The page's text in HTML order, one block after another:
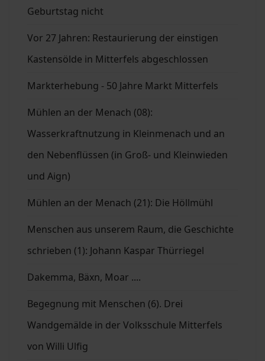
Geburtstag nicht
Vor 27 Jahren: Restaurierung der einstigen
Kastensölde in Mitterfels abgeschlossen
Markterhebung - 50 Jahre Markt Mitterfels
Mühlen an der Menach (08):
Wasserkraftnutzung in Kleinmenach und an
den Nebenflüssen (in Groß- und Kleinwieden
und Aign)
Mühlen an der Menach (21): Die Höllmühl
Menschen aus unserem Raum, die Geschichte
schrieben (1): Johann Kaspar Thürriegel
Dakemma, Bäxn, Moar ....
Begegnung mit Menschen (6). Drei
Wandgemälde in der Volksschule Mitterfels
von Willi Ulfig